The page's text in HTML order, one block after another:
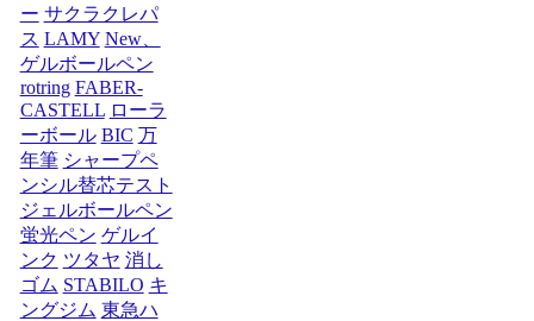
ー サクラクレパ
ス LAMY New、
ゲルボールペン
rotring FABER-
CASTELL ローラ
ーボール BIC 万
年筆 シャープペ
ンシル替芯テスト
ジェルボールペン
蛍光ペン ゲルイ
ンク ツタヤ 消し
ゴム STABILO キ
ングジム 東急ハ